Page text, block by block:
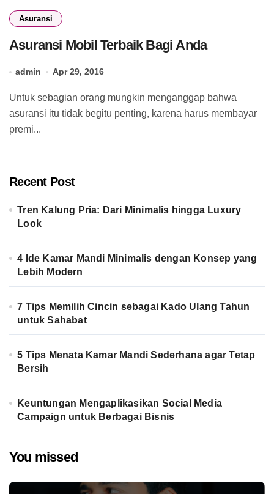
Asuransi
Asuransi Mobil Terbaik Bagi Anda
admin Apr 29, 2016
Untuk sebagian orang mungkin menganggap bahwa
asuransi itu tidak begitu penting, karena harus membayar
premi...
Recent Post
Tren Kalung Pria: Dari Minimalis hingga Luxury
Look
4 Ide Kamar Mandi Minimalis dengan Konsep yang
Lebih Modern
7 Tips Memilih Cincin sebagai Kado Ulang Tahun
untuk Sahabat
5 Tips Menata Kamar Mandi Sederhana agar Tetap
Bersih
Keuntungan Mengaplikasikan Social Media
Campaign untuk Berbagai Bisnis
You missed